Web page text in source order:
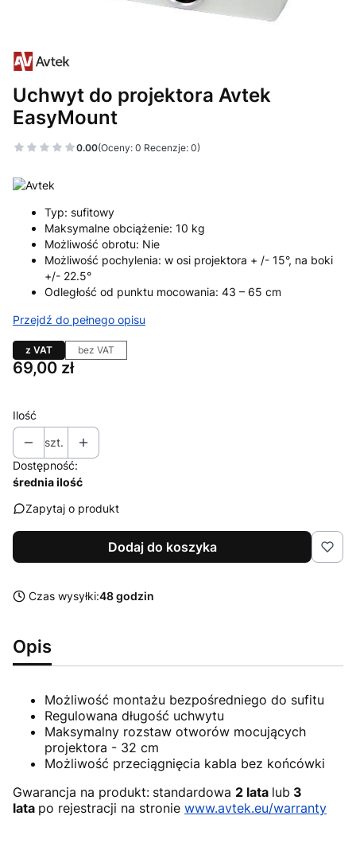
Uchwyt do projektora Avtek
EasyMount
0.00(Oceny: 0 Recenzje: 0)
Typ: sufitowy
Maksymalne obciążenie: 10 kg
Możliwość obrotu: Nie
Możliwość pochylenia: w osi projektora + /- 15°, na boki
+/- 22.5°
Odległość od punktu mocowania: 43 – 65 cm
Przejdź do pełnego opisu
z VAT bez VAT
Cena
69,00 zł
Ilość
szt.
Dostępność:
średnia ilość
Zapytaj o produkt
Dodaj do koszyka
Czas wysyłki:48 godzin
Opis
Możliwość montażu bezpośredniego do sufitu
Regulowana długość uchwytu
Maksymalny rozstaw otworów mocujących
projektora - 32 cm
Możliwość przeciągnięcia kabla bez końcówki
Gwarancja na produkt: standardowa 2 lata lub 3
lata po rejestracji na stronie www.avtek.eu/warranty